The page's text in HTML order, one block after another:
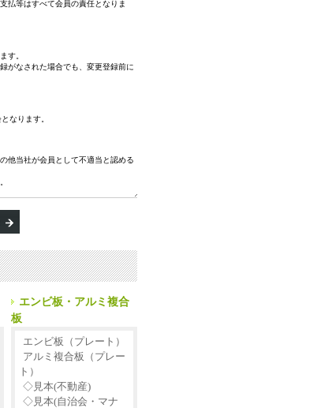
エンビ板・アルミ複合
板
エンビ板（プレート）
アルミ複合板（プレー
ト）
◇見本(不動産)
◇見本(自治会・マナ